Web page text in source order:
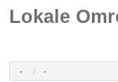
Lokale
- -